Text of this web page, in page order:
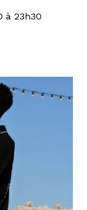
à 23h30